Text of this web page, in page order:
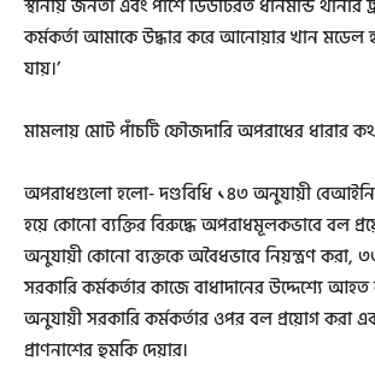
স্থানীয় জনতা এবং পাশে ডিউটিরত ধানমন্ডি থানার
কর্মকর্তা আমাকে উদ্ধার করে আনোয়ার খান মডেল
যায়।’
মামলায় মোট পাঁচটি ফৌজদারি অপরাধের ধারার
অপরাধগুলো হলো- দণ্ডবিধি ১৪৩ অনুযায়ী বেআইনি
হয়ে কোনো ব্যক্তির বিরুদ্ধে অপরাধমূলকভাবে বল
অনুযায়ী কোনো ব্যক্তকে অবৈধভাবে নিয়ন্ত্রণ করা,
সরকারি কর্মকর্তার কাজে বাধাদানের উদ্দেশ্যে
অনুযায়ী সরকারি কর্মকর্তার ওপর বল প্রয়োগ করা
প্রাণনাশের হুমকি দেয়ার।